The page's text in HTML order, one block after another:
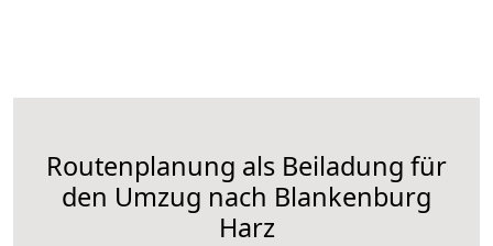
Routenplanung als Beiladung für
den Umzug nach Blankenburg
Harz